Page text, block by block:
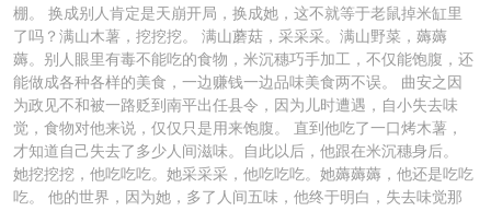
棚。 换成别人肯定是天崩开局，换成她，这不就等于老鼠掉米缸里
了吗？满山木薯，挖挖挖。 满山蘑菇，采采采。满山野菜，薅薅
薅。别人眼里有毒不能吃的食物，米沉穗巧手加工，不仅能饱腹，还
能做成各种各样的美食，一边赚钱一边品味美食两不误。 曲安之因
为政见不和被一路贬到南平出任县令，因为儿时遭遇，自小失去味
觉，食物对他来说，仅仅只是用来饱腹。 直到他吃了一口烤木薯，
才知道自己失去了多少人间滋味。自此以后，他跟在米沉穗身后。
她挖挖挖，他吃吃吃。她采采采，他吃吃吃。她薅薅薅，他还是吃吃
吃。 他的世界，因为她，多了人间五味，他终于明白，失去味觉那